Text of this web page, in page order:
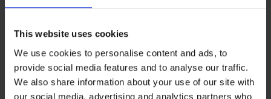
This website uses cookies
We use cookies to personalise content and ads, to
provide social media features and to analyse our traffic.
We also share information about your use of our site with
our social media, advertising and analytics partners who
Micro 70 DEN
63,99 złkodGET20
SIZE Positive Hold 20 DEN